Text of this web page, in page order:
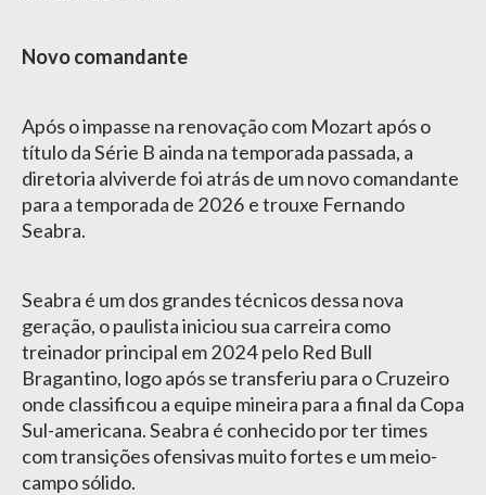
Novo comandante
Após o impasse na renovação com Mozart após o
título da Série B ainda na temporada passada, a
diretoria alviverde foi atrás de um novo comandante
para a temporada de 2026 e trouxe Fernando
Seabra.
Seabra é um dos grandes técnicos dessa nova
geração, o paulista iniciou sua carreira como
treinador principal em 2024 pelo Red Bull
Bragantino, logo após se transferiu para o Cruzeiro
onde classificou a equipe mineira para a final da Copa
Sul-americana. Seabra é conhecido por ter times
com transições ofensivas muito fortes e um meio-
campo sólido.